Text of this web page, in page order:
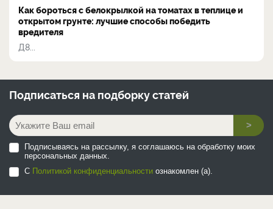
Как бороться с белокрылкой на томатах в теплице и
открытом грунте: лучшие способы победить
вредителя
Д8...
Подписаться на подборку статей
>
Подписываясь на рассылку, я соглашаюсь на обработку моих
персональных данных.
С Политикой конфиденциальности ознакомлен (а).